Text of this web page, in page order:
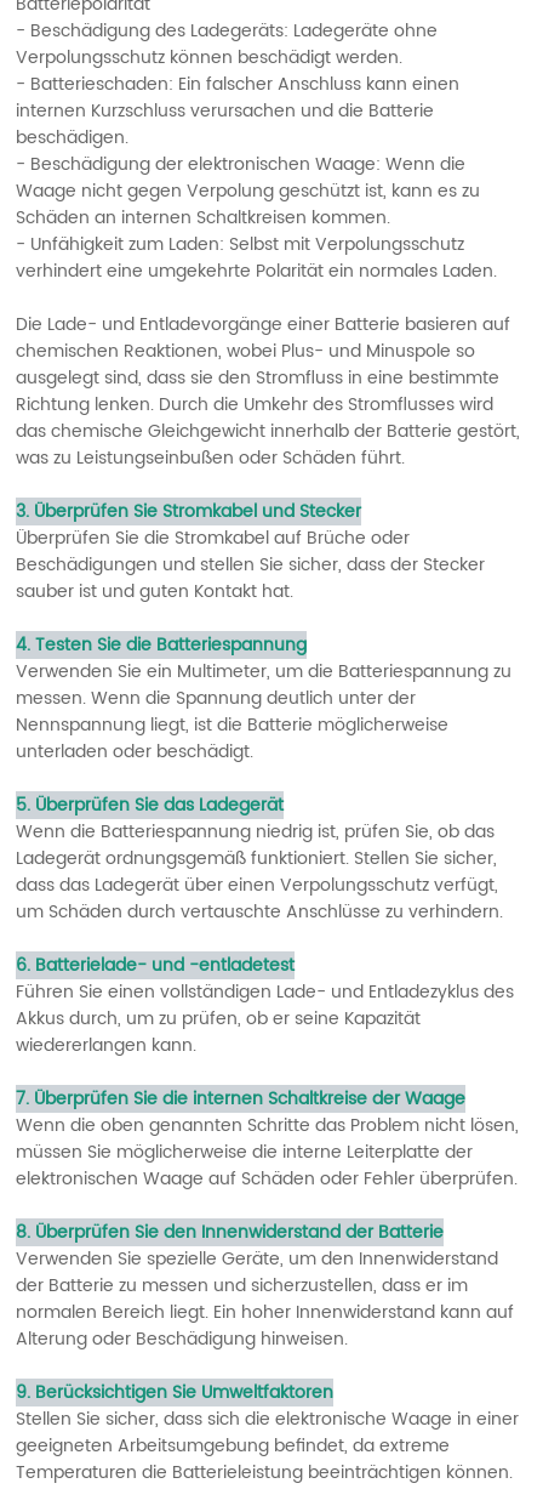
- Beschädigung des Ladegeräts: Ladegeräte ohne
Verpolungsschutz können beschädigt werden.
- Batterieschaden: Ein falscher Anschluss kann einen
internen Kurzschluss verursachen und die Batterie
beschädigen.
- Beschädigung der elektronischen Waage: Wenn die
Waage nicht gegen Verpolung geschützt ist, kann es zu
Schäden an internen Schaltkreisen kommen.
- Unfähigkeit zum Laden: Selbst mit Verpolungsschutz
verhindert eine umgekehrte Polarität ein normales Laden.
Die Lade- und Entladevorgänge einer Batterie basieren auf
chemischen Reaktionen, wobei Plus- und Minuspole so
ausgelegt sind, dass sie den Stromfluss in eine bestimmte
Richtung lenken. Durch die Umkehr des Stromflusses wird
das chemische Gleichgewicht innerhalb der Batterie gestört,
was zu Leistungseinbußen oder Schäden führt.
3. Überprüfen Sie Stromkabel und Stecker
Überprüfen Sie die Stromkabel auf Brüche oder
Beschädigungen und stellen Sie sicher, dass der Stecker
sauber ist und guten Kontakt hat.
4. Testen Sie die Batteriespannung
Verwenden Sie ein Multimeter, um die Batteriespannung zu
messen. Wenn die Spannung deutlich unter der
Nennspannung liegt, ist die Batterie möglicherweise
unterladen oder beschädigt.
5. Überprüfen Sie das Ladegerät
Wenn die Batteriespannung niedrig ist, prüfen Sie, ob das
Ladegerät ordnungsgemäß funktioniert. Stellen Sie sicher,
dass das Ladegerät über einen Verpolungsschutz verfügt,
um Schäden durch vertauschte Anschlüsse zu verhindern.
6. Batterielade- und -entladetest
Führen Sie einen vollständigen Lade- und Entladezyklus des
Akkus durch, um zu prüfen, ob er seine Kapazität
wiedererlangen kann.
7. Überprüfen Sie die internen Schaltkreise der Waage
Wenn die oben genannten Schritte das Problem nicht lösen,
müssen Sie möglicherweise die interne Leiterplatte der
elektronischen Waage auf Schäden oder Fehler überprüfen.
8. Überprüfen Sie den Innenwiderstand der Batterie
Verwenden Sie spezielle Geräte, um den Innenwiderstand
der Batterie zu messen und sicherzustellen, dass er im
normalen Bereich liegt. Ein hoher Innenwiderstand kann auf
Alterung oder Beschädigung hinweisen.
9. Berücksichtigen Sie Umweltfaktoren
Stellen Sie sicher, dass sich die elektronische Waage in einer
geeigneten Arbeitsumgebung befindet, da extreme
Temperaturen die Batterieleistung beeinträchtigen können.